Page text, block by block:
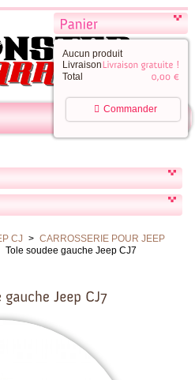
Aucun produit
Livraison
Total
Commander
CJ > CARROSSERIE POUR JEEP
Tole soudee gauche Jeep CJ7